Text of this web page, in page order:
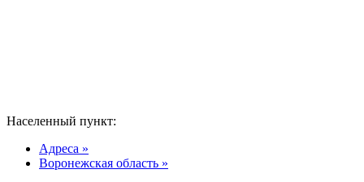
Населенный пункт:
Адреса »
Воронежская область »